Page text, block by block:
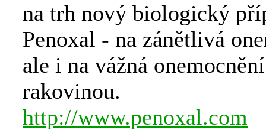
na trh nový biologický
Penoxal - na zánětlivá
ale i na vážná
rakovinou.
http://www.penoxal.com